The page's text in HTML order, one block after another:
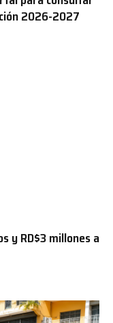
2026-2027
y RD$3 millones a